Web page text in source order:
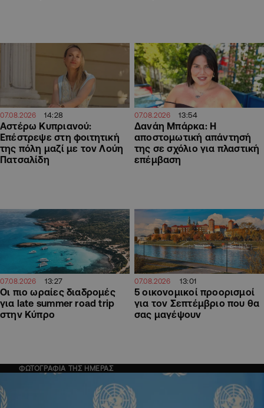
07.08.2026 14:28
Αστέρω Κυπριανού:
Επέστρεψε στη φοιτητική
της πόλη μαζί με τον Λούη
Πατσαλίδη
07.08.2026 13:54
Δανάη Μπάρκα: Η
αποστομωτική απάντησή
της σε σχόλιο για πλαστική
επέμβαση
07.08.2026 13:27
Οι πιο ωραίες διαδρομές
για late summer road trip
στην Κύπρο
07.08.2026 13:01
5 οικονομικοί προορισμοί
για τον Σεπτέμβριο που θα
σας μαγέψουν
ΦΩΤΟΓΡΑΦΙΑ ΤΗΣ ΗΜΕΡΑΣ